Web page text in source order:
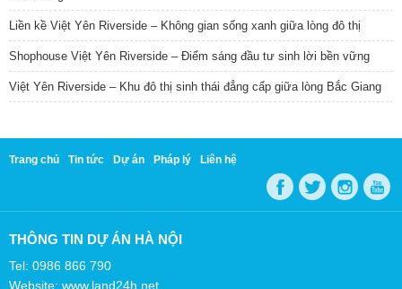
Liền kề Việt Yên Riverside – Không gian sống xanh giữa lòng đô thị
Shophouse Việt Yên Riverside – Điểm sáng đầu tư sinh lời bền vững
Việt Yên Riverside – Khu đô thị sinh thái đẳng cấp giữa lòng Bắc Giang
Trang chủ Tin tức Dự án Pháp lý Liên hệ
THÔNG TIN DỰ ÁN HÀ NỘI
Tel: 0986 866 790
Website: www.land24h.net